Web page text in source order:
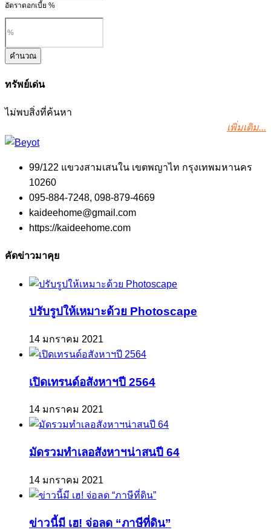
อัตราดอกเบี้ย %
คำนวณ
ทรัพย์เด่น
ไม่พบสิ่งที่ค้นหา
เพิ่มเติม...
99/122 แขวงสามเสนใน เขตพญาไท กรุงเทพมหานคร
10260
095-884-7248, 098-879-4669
kaideehome@gmail.com
https://kaideehome.com
คัดข่าวมาคุย
ปรับรูปให้เหมาะด้วย Photoscape
14 มกราคม 2021
เปิดเทรนด์อสังหาฯปี 2564
14 มกราคม 2021
มัดรวมทำเลอสังหาฯน่าสนปี 64
14 มกราคม 2021
ข่าวนี้มี เฮ! จ่อลด “ภาษีที่ดิน”